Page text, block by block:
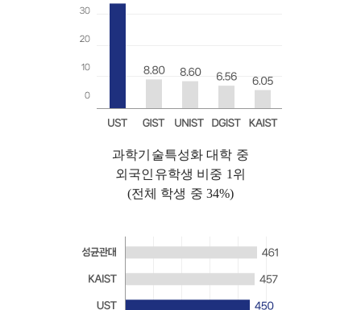
과학기술특성화 대학 중
외국인유학생 비중 1위
(전체 학생 중 34%)